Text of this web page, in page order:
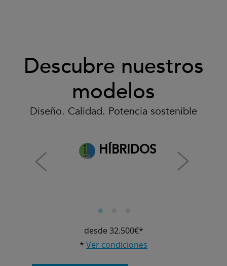
Descubre nuestros
modelos
Diseño. Calidad. Potencia sostenible
HÍBRIDOS
desde 32.500€*
* Ver condiciones